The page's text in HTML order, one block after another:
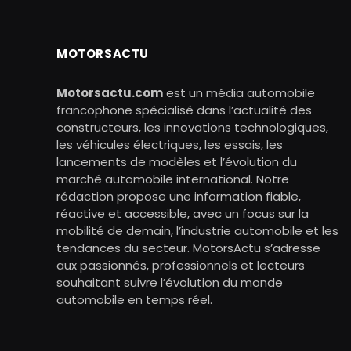
MOTORSACTU
Motorsactu.comest un média automobile
francophone spécialisé dans l’actualité des
constructeurs, les innovations technologiques,
les véhicules électriques, les essais, les
lancements de modèles et l’évolution du
marché automobile international. Notre
rédaction propose une information fiable,
réactive et accessible, avec un focus sur la
mobilité de demain, l’industrie automobile et les
tendances du secteur. MotorsActu s’adresse
aux passionnés, professionnels et lecteurs
souhaitant suivre l’évolution du monde
automobile en temps réel.